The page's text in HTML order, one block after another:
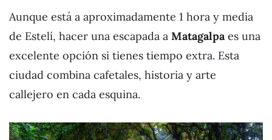
Aunque está a aproximadamente 1 hora y media
de Estelí, hacer una escapada a Matagalpaes una
excelente opción si tienes tiempo extra. Esta
ciudad combina cafetales, historia y arte
callejero en cada esquina.